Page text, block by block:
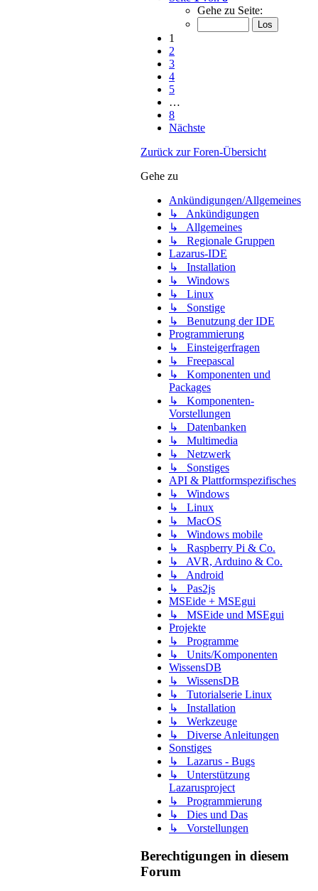
Gehe zu Seite:
1
2
3
4
5
…
8
Nächste
Zurück zur Foren-Übersicht
Gehe zu
Ankündigungen/Allgemeines
↳ Ankündigungen
↳ Allgemeines
↳ Regionale Gruppen
Lazarus-IDE
↳ Installation
↳ Windows
↳ Linux
↳ Sonstige
↳ Benutzung der IDE
Programmierung
↳ Einsteigerfragen
↳ Freepascal
↳ Komponenten und
Packages
↳ Komponenten-
Vorstellungen
↳ Datenbanken
↳ Multimedia
↳ Netzwerk
↳ Sonstiges
API & Plattformspezifisches
↳ Windows
↳ Linux
↳ MacOS
↳ Windows mobile
↳ Raspberry Pi & Co.
↳ AVR, Arduino & Co.
↳ Android
↳ Pas2js
MSEide + MSEgui
↳ MSEide und MSEgui
Projekte
↳ Programme
↳ Units/Komponenten
WissensDB
↳ WissensDB
↳ Tutorialserie Linux
↳ Installation
↳ Werkzeuge
↳ Diverse Anleitungen
Sonstiges
↳ Lazarus - Bugs
↳ Unterstützung
Lazarusproject
↳ Programmierung
↳ Dies und Das
↳ Vorstellungen
Berechtigungen in diesem
Forum